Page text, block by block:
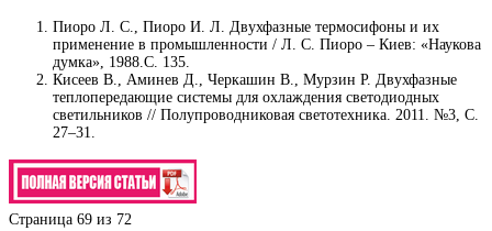
Пиоро Л. С., Пиоро И. Л. Двухфазные термосифоны и их
применение в промышленности / Л. С. Пиоро – Киев: «Наукова
думка», 1988.С. 135.
Кисеев В., Аминев Д., Черкашин В., Мурзин Р. Двухфазные
теплопередающие системы для охлаждения светодиодных
светильников // Полупроводниковая светотехника. 2011. №3, С.
27–31.
Страница 69 из 72